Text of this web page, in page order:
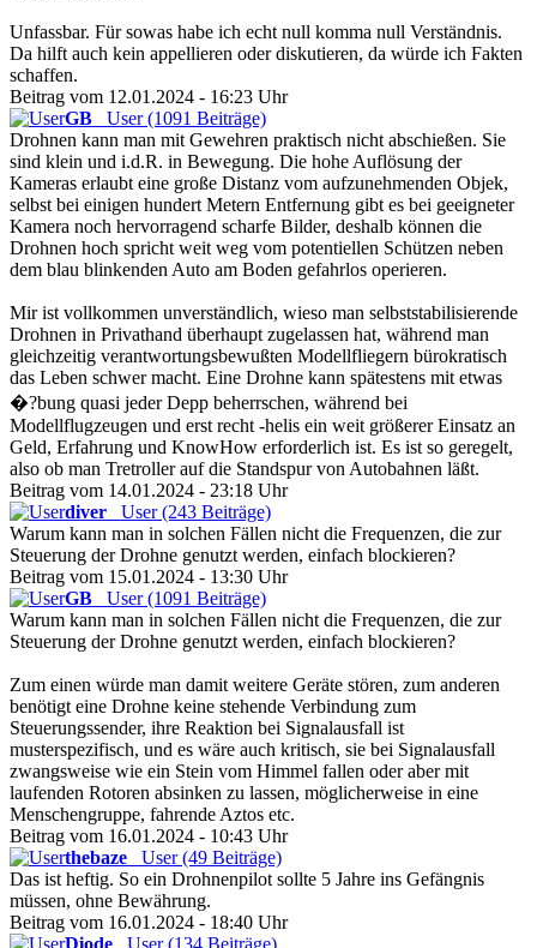
Unfassbar. Für sowas habe ich echt null komma null Verständnis.
Da hilft auch kein appellieren oder diskutieren, da würde ich Fakten
schaffen.
Beitrag vom 12.01.2024 - 16:23 Uhr
GB
User (1091 Beiträge)
Drohnen kann man mit Gewehren praktisch nicht abschießen. Sie
sind klein und i.d.R. in Bewegung. Die hohe Auflösung der
Kameras erlaubt eine große Distanz vom aufzunehmenden Objek,
selbst bei einigen hundert Metern Entfernung gibt es bei geeigneter
Kamera noch hervorragend scharfe Bilder, deshalb können die
Drohnen hoch spricht weit weg vom potentiellen Schützen neben
dem blau blinkenden Auto am Boden gefahrlos operieren.
Mir ist vollkommen unverständlich, wieso man selbststabilisierende
Drohnen in Privathand überhaupt zugelassen hat, während man
gleichzeitig verantwortungsbewußten Modellfliegern bürokratisch
das Leben schwer macht. Eine Drohne kann spätestens mit etwas
�?bung quasi jeder Depp beherrschen, während bei
Modellflugzeugen und erst recht -helis ein weit größerer Einsatz an
Geld, Erfahrung und KnowHow erforderlich ist. Es ist so geregelt,
also ob man Tretroller auf die Standspur von Autobahnen läßt.
Beitrag vom 14.01.2024 - 23:18 Uhr
diver
User (243 Beiträge)
Warum kann man in solchen Fällen nicht die Frequenzen, die zur
Steuerung der Drohne genutzt werden, einfach blockieren?
Beitrag vom 15.01.2024 - 13:30 Uhr
GB
User (1091 Beiträge)
Warum kann man in solchen Fällen nicht die Frequenzen, die zur
Steuerung der Drohne genutzt werden, einfach blockieren?
Zum einen würde man damit weitere Geräte stören, zum anderen
benötigt eine Drohne keine stehende Verbindung zum
Steuerungssender, ihre Reaktion bei Signalausfall ist
musterspezifisch, und es wäre auch kritisch, sie bei Signalausfall
zwangsweise wie ein Stein vom Himmel fallen oder aber mit
laufenden Rotoren absinken zu lassen, möglicherweise in eine
Menschengruppe, fahrende Aztos etc.
Beitrag vom 16.01.2024 - 10:43 Uhr
thebaze
User (49 Beiträge)
Das ist heftig. So ein Drohnenpilot sollte 5 Jahre ins Gefängnis
müssen, ohne Bewährung.
Beitrag vom 16.01.2024 - 18:40 Uhr
Diode
User (134 Beiträge)